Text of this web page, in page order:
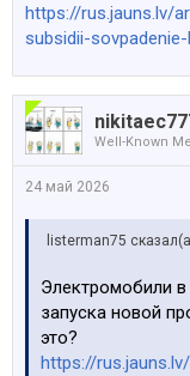
https://rus.jauns.lv/
subsidii-
Well-Known
24 май 2026
listerman75
Электромобили
запуска новой
это?
https://